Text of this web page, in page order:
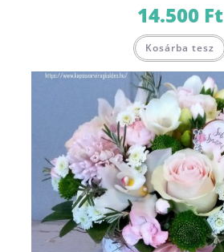
14.500 Ft
Kosárba tesz